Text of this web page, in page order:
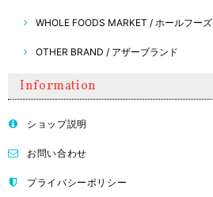
WHOLE FOODS MARKET / ホールフーズ
OTHER BRAND / アザーブランド
Information
ショップ説明
お問い合わせ
プライバシーポリシー